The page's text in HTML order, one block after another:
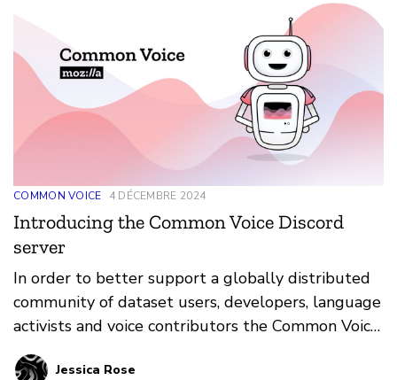
COMMON VOICE 4 DÉCEMBRE 2024
Introducing the Common Voice Discord
server
In order to better support a globally distributed
community of dataset users, developers, language
activists and voice contributors the Common Voice
team is launching a Discord server.
Jessica Rose